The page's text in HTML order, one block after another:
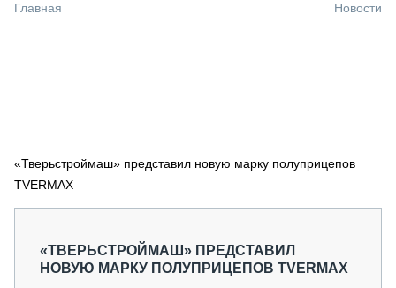
СПЕЦПРОЕКТЫ
МЕРОПРИЯТИЯ
СТАТЬИ ПО КАТЕГОРИЯМ ТЕХНИКИ
Главная Новости
«Тверьстроймаш» представил новую марку полуприцепов
TVERMAX
«ТВЕРЬСТРОЙМАШ» ПРЕДСТАВИЛ
НОВУЮ МАРКУ ПОЛУПРИЦЕПОВ TVERMAX